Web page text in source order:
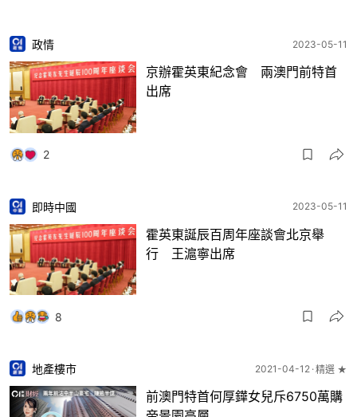
政情 2023-05-11
京辦霍英東紀念會 兩澳門前特首
出席
2
即時中國 2023-05-11
霍英東誕辰百周年座談會北京舉
行 王滬寧出席
8
地產樓市 2021-04-12 精選 ★
前澳門特首何厚鏵女兒斥6750萬購